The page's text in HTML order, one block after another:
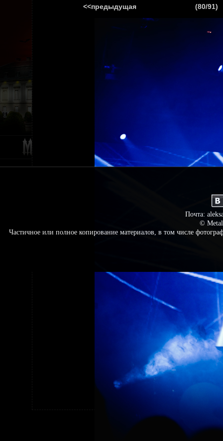
ГЛАВНАЯ
<<предыдущая (80/91)
Почта:
©
Частичное или полное копирование материалов, в том числе